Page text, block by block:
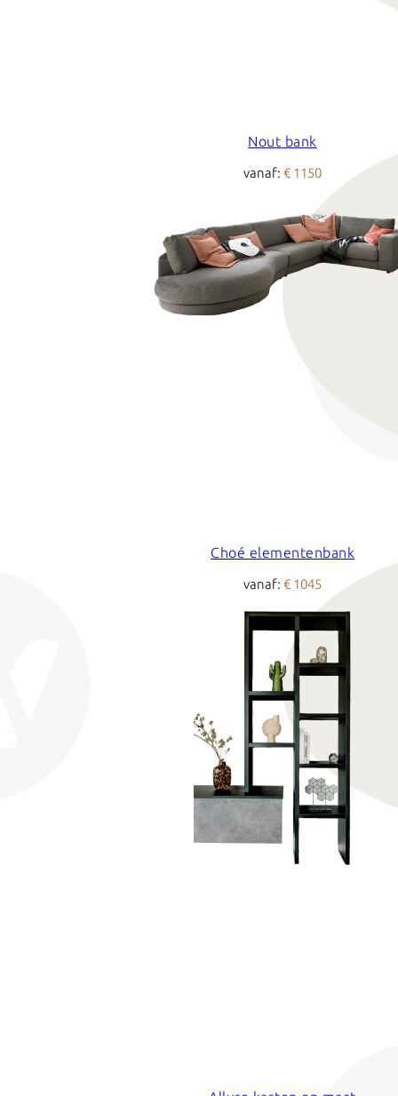
Nout bank
vanaf: € 1150
Choé elementenbank
vanaf: € 1045